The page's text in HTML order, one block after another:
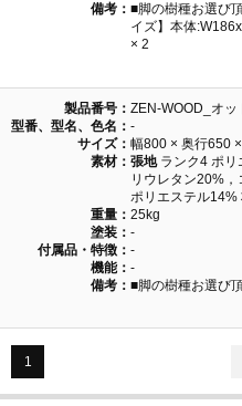
備考： ■脚の樹種お選び
イズ】本体
× 2
製品番号： ZEN-WOOD_オ
型番、型名、色名： -
サイズ： 幅800 × 奥行650
素材： 張地ランク4 ポリ
リウレタン20%
ポリエステル14%
重量： 25kg
塗装： -
付属品・特徴： -
機能： -
備考： ■脚の樹種お選び
1